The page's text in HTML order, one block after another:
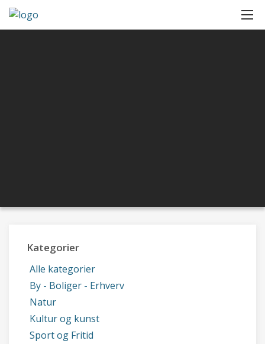
Kategorier
Alle kategorier
By - Boliger - Erhverv
Natur
Kultur og kunst
Sport og Fritid